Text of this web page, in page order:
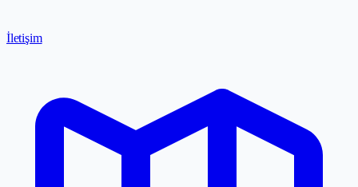
İletişim